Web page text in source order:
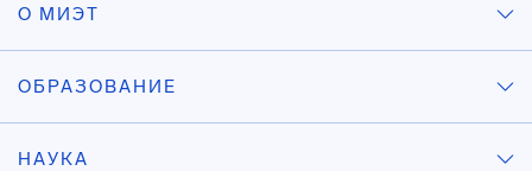
О МИЭТ
ОБРАЗОВАНИЕ
НАУКА